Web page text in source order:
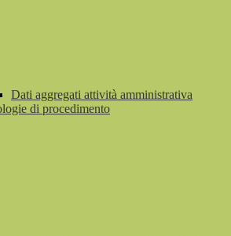
Dati aggregati attività amministrativa
di procedimento